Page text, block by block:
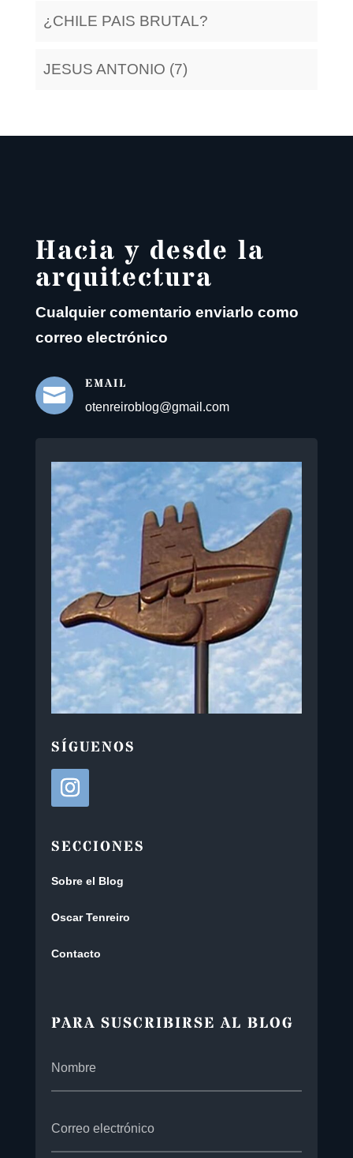
¿CHILE PAIS BRUTAL?
JESUS ANTONIO (7)
Hacia y desde la
arquitectura
Cualquier comentario enviarlo como
correo electrónico

EMAIL
otenreiroblog@gmail.com
SÍGUENOS
SECCIONES
Sobre el Blog
Oscar Tenreiro
Contacto
PARA SUSCRIBIRSE AL BLOG